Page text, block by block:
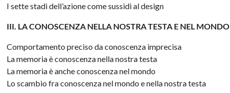
I sette stadi dell’azione come sussidi al design
III. LA CONOSCENZA NELLA NOSTRA TESTA E NEL MONDO
Comportamento preciso da conoscenza imprecisa
La memoria è conoscenza nella nostra testa
La memoria è anche conoscenza nel mondo
Lo scambio fra conoscenza nel mondo e nella nostra testa